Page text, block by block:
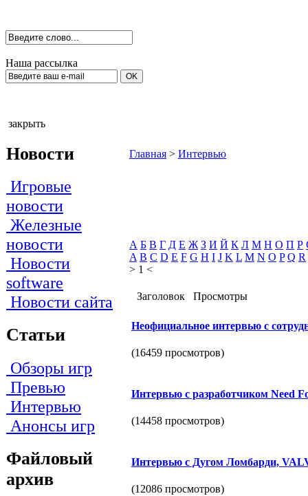
Наша рассылка
закрыть
Новости
Игровые
новости
Железные
новости
Новости
software
Новости сайта
Статьи
Обзоры игр
Превью
Интервью
Анонсы игр
Файловый
архив
Главная > Интервью
А Б В Г Д Е Ж З И Й К Л М Н О П Р
A B C D E F G H I J K L M N O P Q R
> 1 <
Заголовок Просмотры
Неофициальное интервью с
(16459 просмотров)
Интервью c разработчиком Need
(14458 просмотров)
Интервью с Дугом Ломбарди,
(12086 просмотров)